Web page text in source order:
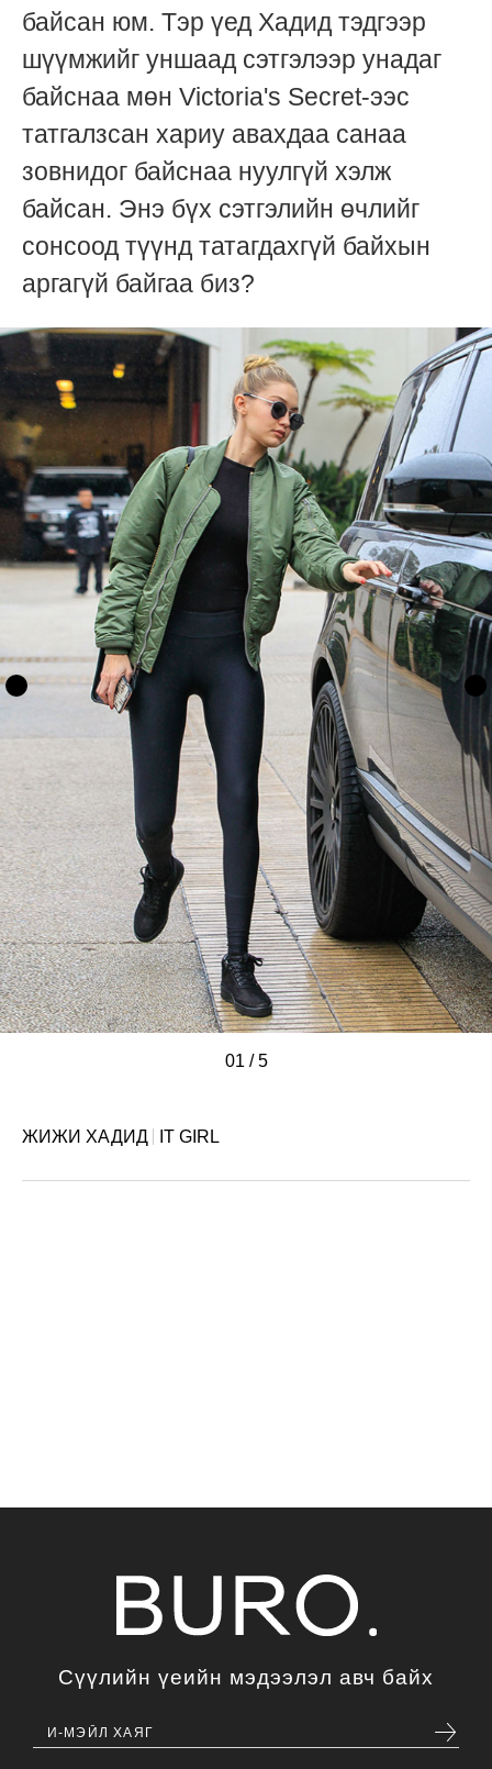
байсан юм. Тэр үед Хадид тэдгээр
шүүмжийг уншаад сэтгэлээр унадаг
байснаа мөн Victoria's Secret-ээс
татгалзсан хариу авахдаа санаа
зовнидог байснаа нуулгүй хэлж
байсан. Энэ бүх сэтгэлийн өчлийг
сонсоод түүнд татагдахгүй байхын
аргагүй байгаа биз?
01 / 5
////
ЖИЖИ ХАДИД IT GIRL
Сүүлийн үеийн мэдээлэл авч байх